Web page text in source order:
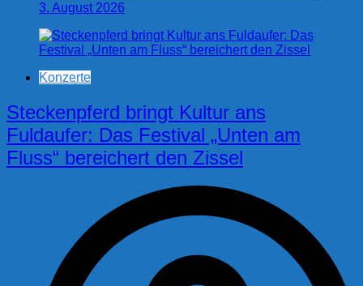
3. August 2026
Konzerte
Steckenpferd bringt Kultur ans
Fuldaufer: Das Festival „Unten am
Fluss“ bereichert den Zissel